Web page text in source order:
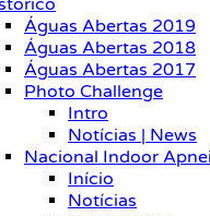
Águas Abertas 2019
Águas Abertas 2018
Águas Abertas 2017
Photo Challenge
Intro
Notícias | News
Nacional Indoor
Início
Notícias